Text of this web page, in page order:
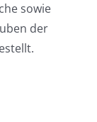
sowie
der